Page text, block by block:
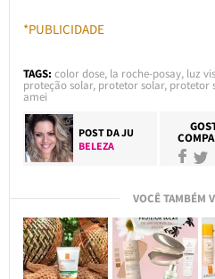
*PUBLICIDADE
TAGS: color dose, la roche-posay, luz
proteção solar, protetor solar, protetor
amei
POST DAJU
BELEZA
VOCÊ TAMBÉM